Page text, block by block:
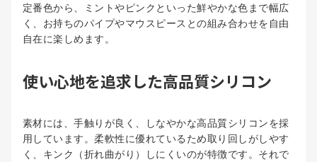
定番色から、ミントやピンクといった鮮やかな色まで幅広
く、お持ちのパイプやマウスピースとの組み合わせを自由
自在に楽しめます。
使い心地を追求した高品質シリコン
素材には、手触りが良く、しなやかな高品質シリコンを採
用しています。柔軟性に優れているため取り回しがしやす
く、キンク（折れ曲がり）しにくいのが特徴です。それで